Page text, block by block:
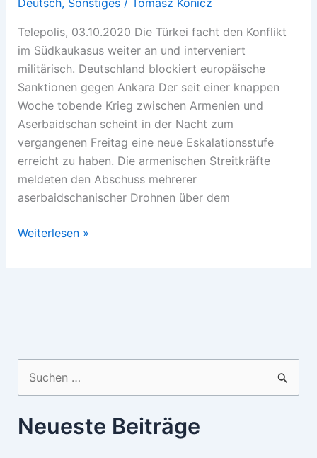
Telepolis, 03.10.2020 Die Türkei facht den Konflikt
im Südkaukasus weiter an und interveniert
militärisch. Deutschland blockiert europäische
Sanktionen gegen Ankara Der seit einer knappen
Woche tobende Krieg zwischen Armenien und
Aserbaidschan scheint in der Nacht zum
vergangenen Freitag eine neue Eskalationsstufe
erreicht zu haben. Die armenischen Streitkräfte
meldeten den Abschuss mehrerer
aserbaidschanischer Drohnen über dem
Erdogans
Weiterlesen »
nach:
Neueste Beiträge